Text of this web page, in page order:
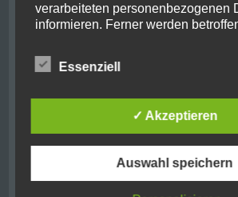
Juni 2019(1)
November 2017(11)
November 2016(2)
verarbeiteten personenbezogenen
informieren. Ferner werden
zustehenden Rechte aufgeklärt.
zahlreiche technische und
Maßnahmen umgesetzt, um einen
lückenlosen Schutz der über diese
verarbeiteten personenbezogenen
sicherzustellen. Dennoch können
Datenübertragungen grundsätzlich
Essenziell
✓ Akzeptieren
Auswahl speichern